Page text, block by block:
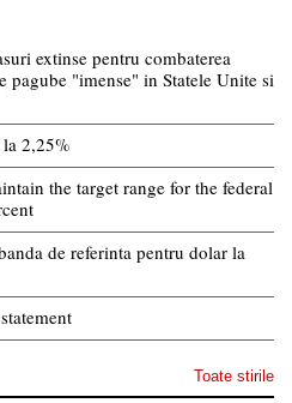
extinse pentru combaterea
"imense" in Statele Unite si
la 2,25%
the target range for the federal
de referinta pentru dolar la
Toate stirile